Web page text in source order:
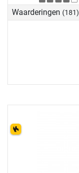
Waarderingen (181)